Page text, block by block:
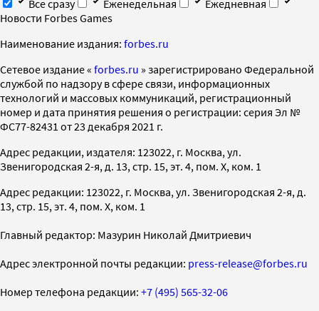
Все сразу
Еженедельная
Ежедневная
Новости Forbes Games
Наименование издания: forbes.ru
Cетевое издание « forbes.ru » зарегистрировано Федеральной
службой по надзору в сфере связи, информационных
технологий и массовых коммуникаций, регистрационный
номер и дата принятия решения о регистрации: серия Эл №
ФС77-82431 от 23 декабря 2021 г.
Адрес редакции, издателя: 123022, г. Москва, ул.
Звенигородская 2-я, д. 13, стр. 15, эт. 4, пом. X, ком. 1
Адрес редакции: 123022, г. Москва, ул. Звенигородская 2-я, д.
13, стр. 15, эт. 4, пом. X, ком. 1
Главный редактор: Мазурин Николай Дмитриевич
Адрес электронной почты редакции: press-release@forbes.ru
Номер телефона редакции: +7 (495) 565-32-06